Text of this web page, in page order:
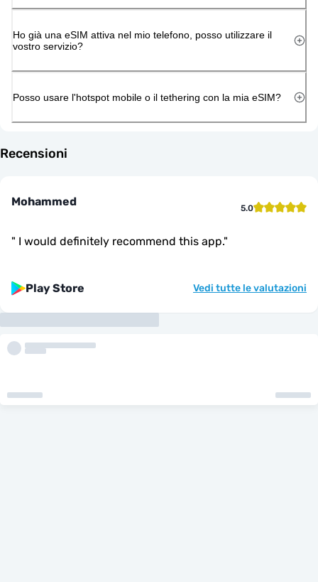
Ho già una eSIM attiva nel mio telefono, posso utilizzare il
vostro servizio?
Posso usare l'hotspot mobile o il tethering con la mia eSIM?
Recensioni
Mohammed 5.0
" I would definitely recommend this app."
Play Store Vedi tutte le valutazioni